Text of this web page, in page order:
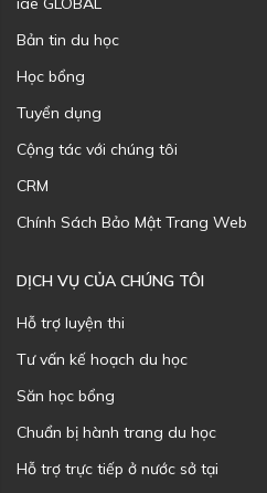
Bản tin du học
Học bổng
Tuyển dụng
Cộng tác với chúng tôi
CRM
Chính Sách Bảo Mật Trang Web
DỊCH VỤ CỦA CHÚNG TÔI
Hỗ trợ luyện thi
Tư vấn kế hoạch du học
Săn học bổng
Chuẩn bị hành trang du học
Hỗ trợ trực tiếp ở nước sở tại